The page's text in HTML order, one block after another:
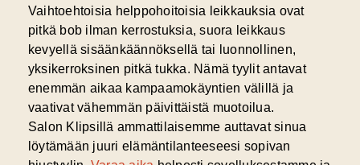
Vaihtoehtoisia helppohoitoisia leikkauksia ovat
pitkä bob ilman kerrostuksia, suora leikkaus
kevyellä sisäänkäännöksellä tai luonnollinen,
yksikerroksinen pitkä tukka. Nämä tyylit antavat
enemmän aikaa kampaamokäyntien välillä ja
vaativat vähemmän päivittäistä muotoilua.
Salon Klipsillä ammattilaisemme auttavat sinua
löytämään juuri elämäntilanteeseesi sopivan